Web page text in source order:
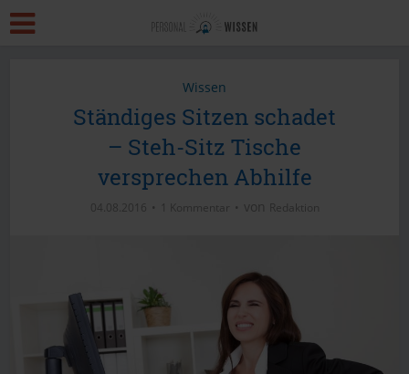
Wissen
Ständiges Sitzen schadet
– Steh-Sitz Tische
versprechen Abhilfe
04.08.2016 1 Kommentar von Redaktion